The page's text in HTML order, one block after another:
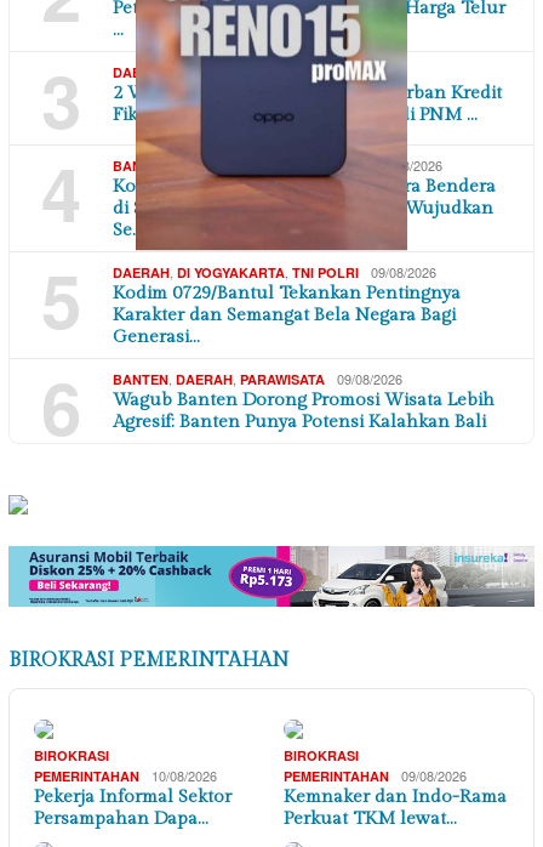
Peternak Desak Pakan Murah dan Harga Telur
…
3 DAERAH JAWA TENGAH 10/08/2026
2 Warga Purworejo Merasa Jadi Korban Kredit
Fiktif, Diduga Pencairan Pinjaman di PNM …
4 BANTEN DAERAH TANGERANG RAYA 10/08/2026
Kompol Nurjaya, SH Pimpin Upacara Bendera
di SMK Yupentek Kota Tangerang, Wujudkan
Se…
5 DAERAH DI YOGYAKARTA TNI POLRI 09/08/2026
Kodim 0729/Bantul Tekankan Pentingnya
Karakter dan Semangat Bela Negara Bagi
Generasi…
6 BANTEN DAERAH PARAWISATA 09/08/2026
Wagub Banten Dorong Promosi Wisata Lebih
Agresif: Banten Punya Potensi Kalahkan Bali
BIROKRASI PEMERINTAHAN
BIROKRASI
PEMERINTAHAN
10/08/2026
Pekerja Informal Sektor
Persampahan Dapa…
BIROKRASI
PEMERINTAHAN
09/08/2026
Kemnaker dan Indo-Rama
Perkuat TKM lewat…